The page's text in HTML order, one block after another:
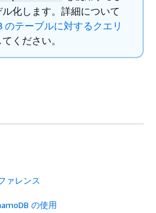
化します。詳細について
のテーブルに対するクエリ
ください。
ァレンス
の使用